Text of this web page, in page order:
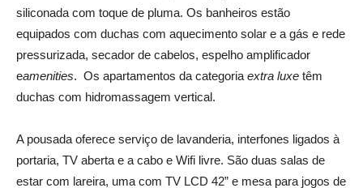
siliconada com toque de pluma. Os banheiros estão
equipados com duchas com aquecimento solar e a gás e rede
pressurizada, secador de cabelos, espelho amplificador
eamenities. Os apartamentos da categoria extra luxe têm
duchas com hidromassagem vertical.
A pousada oferece serviço de lavanderia, interfones ligados à
portaria, TV aberta e a cabo e Wifi livre. São duas salas de
estar com lareira, uma com TV LCD 42” e mesa para jogos de